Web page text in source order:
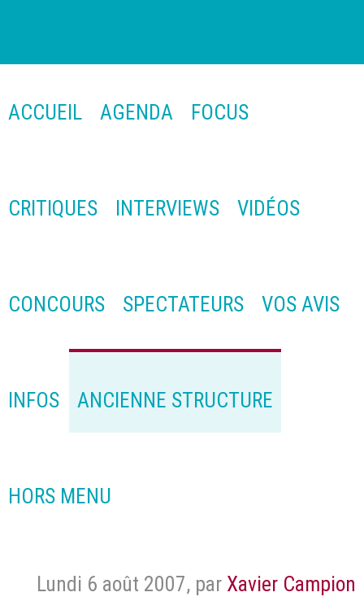
ACCUEIL AGENDA FOCUS
CRITIQUES INTERVIEWS VIDÉOS
CONCOURS SPECTATEURS VOS AVIS
INFOS ANCIENNE STRUCTURE
HORS MENU
Lundi 6 août 2007, par Xavier Campion